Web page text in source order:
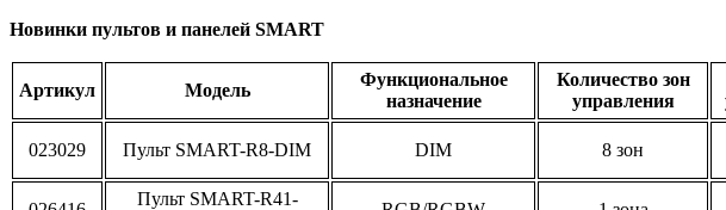
Новинки пультов и панелей SMART
Артикул Модель
Функциональное
назначение
Количество зон
управления
023029 Пульт SMART-R8-DIM DIM 8 зон
Пульт SMART-R41-